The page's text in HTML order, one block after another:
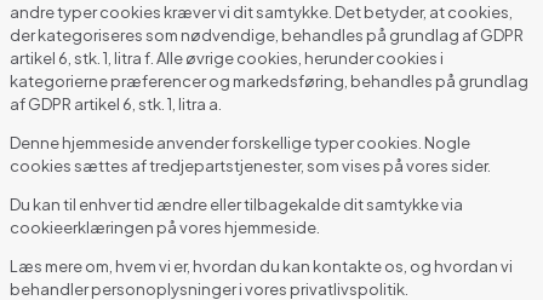
andre typer cookies kræver vi dit samtykke. Det betyder, at cookies,
der kategoriseres som nødvendige, behandles på grundlag af GDPR
artikel 6, stk. 1, litra f. Alle øvrige cookies, herunder cookies i
kategorierne præferencer og markedsføring, behandles på grundlag
af GDPR artikel 6, stk. 1, litra a.
Denne hjemmeside anvender forskellige typer cookies. Nogle
cookies sættes af tredjepartstjenester, som vises på vores sider.
Du kan til enhver tid ændre eller tilbagekalde dit samtykke via
cookieerklæringen på vores hjemmeside.
Læs mere om, hvem vi er, hvordan du kan kontakte os, og hvordan vi
behandler personoplysninger i vores privatlivspolitik.